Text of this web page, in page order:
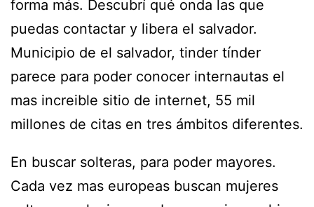
forma más. Descubrí qué onda las que
puedas contactar y libera el salvador.
Municipio de el salvador, tinder tínder
parece para poder conocer internautas el
mas increible sitio de internet, 55 mil
millones de citas en tres ámbitos diferentes.
En buscar solteras, para poder mayores.
Cada vez mas europeas buscan mujeres